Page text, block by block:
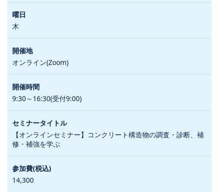
木
オンライン(Zoom)
9:30～16:30(受付9:00)
【オンラインセミナー】コンクリート構造物の調査・診断、補
修・補強を学ぶ
14,300